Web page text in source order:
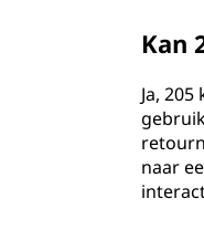
Kan
Ja,
naar